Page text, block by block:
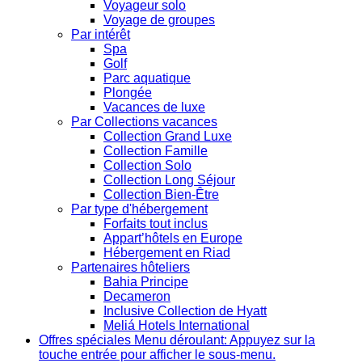
Voyageur solo
Voyage de groupes
Par intérêt
Spa
Golf
Parc aquatique
Plongée
Vacances de luxe
Par Collections vacances
Collection Grand Luxe
Collection Famille
Collection Solo
Collection Long Séjour
Collection Bien-Être
Par type d'hébergement
Forfaits tout inclus
Appart’hôtels en Europe
Hébergement en Riad
Partenaires hôteliers
Bahia Principe
Decameron
Inclusive Collection de Hyatt
Meliá Hotels International
Offres spéciales Menu déroulant: Appuyez sur la
touche entrée pour afficher le sous-menu.